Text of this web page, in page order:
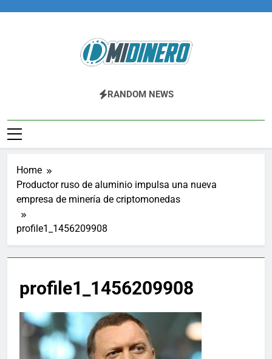
Midinero.co
Fintech, Criptomonedas
RANDOM NEWS
Home
Productor ruso de aluminio impulsa una nueva
empresa de minería de criptomonedas
profile1_1456209908
profile1_1456209908